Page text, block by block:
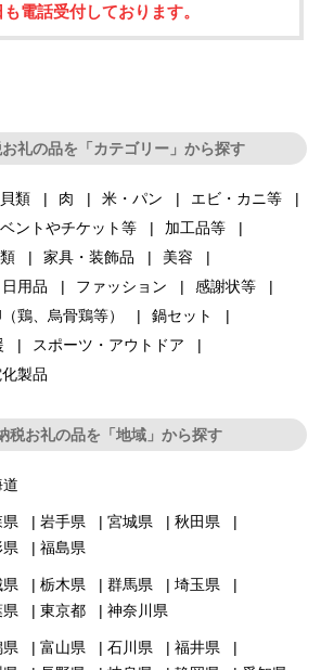
電話受付しております。
礼の品を「カテゴリー」から探す
類 肉 米・パン
エビ・カニ等
ントやチケット等
加工品等
家具・装飾品
美容
用品 ファッション
感謝状等
鶏、烏骨鶏等）
鍋セット
スポーツ・アウトドア
製品
税お礼の品を「地域」から探す
県 岩手県 宮城県
秋田県
県
福島県
県 栃木県 群馬県
埼玉県
県
東京都 神奈川県
県 富山県 石川県
福井県